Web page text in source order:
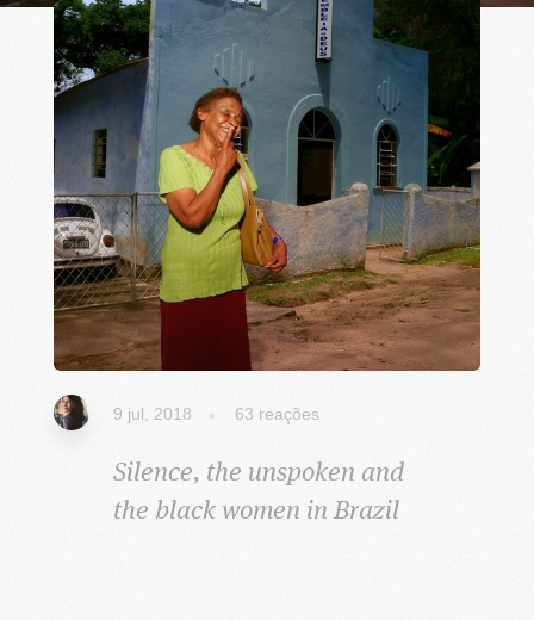
9 jul, 2018 63 reações
Silence, the unspoken and
the black women in Brazil